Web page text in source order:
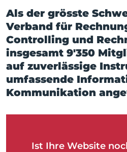
Als der grösste
Verband für
Controlling und
insgesamt 9'350
auf zuverlässige
umfassende
Kommunikation
Ist Ihre Website